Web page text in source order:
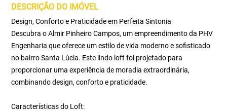
DESCRIÇÃO DO IMÓVEL
Design, Conforto e Praticidade em Perfeita Sintonia
Descubra o Almir Pinheiro Campos, um empreendimento da PHV
Engenharia que oferece um estilo de vida moderno e sofisticado
no bairro Santa Lúcia. Este lindo loft foi projetado para
proporcionar uma experiência de moradia extraordinária,
combinando design, conforto e praticidade.
Características do Loft: